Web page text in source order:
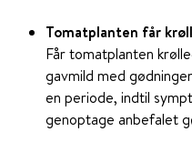
Tomatplanten får
Får tomatplanten
gavmild med
en periode, indtil
genoptage anbefalet